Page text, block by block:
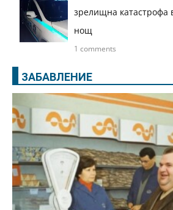
зрелищна катастрофа
нощ
1 comments
ЗАБАВЛЕНИЕ